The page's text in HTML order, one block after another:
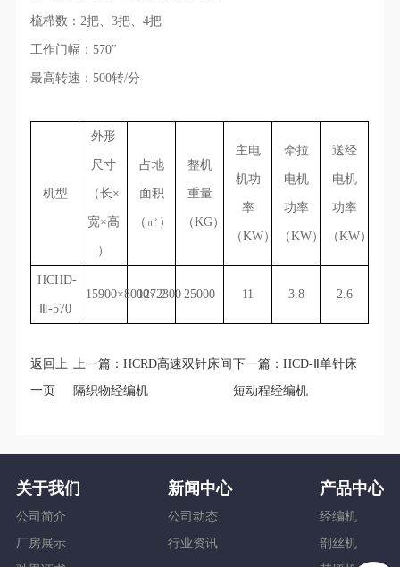
梳栉数：2把、3把、4把
工作门幅：570″
最高转速：500转/分
机型
外形
尺寸
（长×
宽×高
）
占地
面积
（㎡）
整机
重量
（KG）
主电
机功
率
（KW）
牵拉
电机
功率
（KW）
送经
电机
功率
（KW）
HCHD-
Ⅲ-570
15900×8000×2300
127.2 25000 11 3.8 2.6
返回上
一页
上一篇： HCRD高速双针床间
隔织物经编机
下一篇：HCD-Ⅱ单针床
短动程经编机
关于我们
公司简介
厂房展示
新闻中心
公司动态
行业资讯
产品中心
经编机
剖丝机